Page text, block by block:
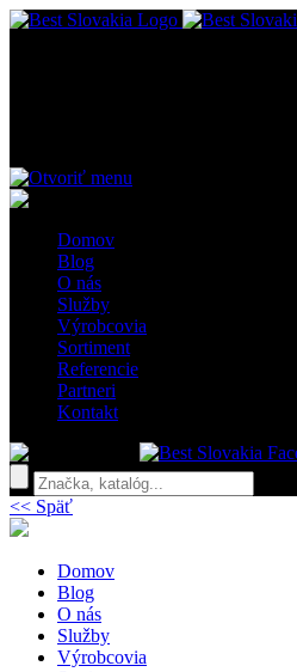
Domov
Blog
O nás
Služby
Výrobcovia
Sortiment
Referencie
Partneri
Kontakt
<< Späť
Domov
Blog
O nás
Služby
Výrobcovia